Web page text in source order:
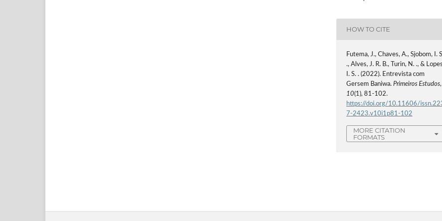
HOW TO CITE
Futema, J., Chaves, A., Sjobom, I.
., Alves, J. R. B., Turin, N. ., &
I. S. . (2022). Entrevista com
Gersem Baniwa.Primeiros Estudos,
10(1), 81-102.
https://doi.org/10.11606/
7-2423.v10i1p81-102
MORE CITATION
FORMATS